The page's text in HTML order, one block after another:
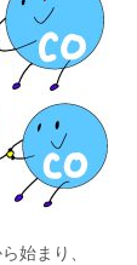
始まり、